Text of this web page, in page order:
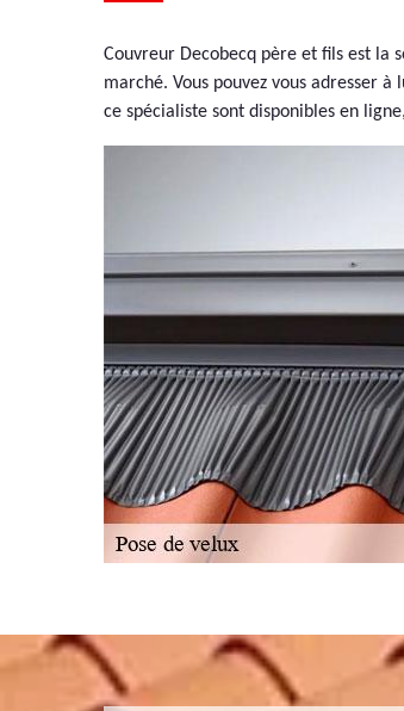
Couvreur Decobecq père et fils est la
marché. Vous pouvez vous adresser
ce spécialiste sont disponibles en